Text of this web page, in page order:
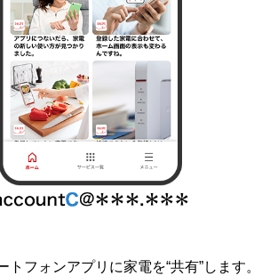
フォンアプリに家電を“共有”します。